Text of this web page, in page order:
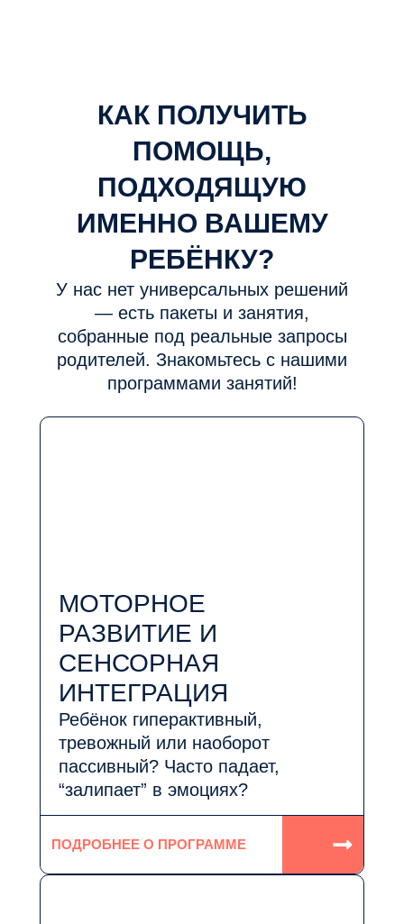
КАК ПОЛУЧИТЬ
ПОМОЩЬ,
ПОДХОДЯЩУЮ
ИМЕННО ВАШЕМУ
РЕБЁНКУ?
У нас нет универсальных решений
— есть пакеты и занятия,
собранные под реальные запросы
родителей. Знакомьтесь с нашими
программами занятий!
МОТОРНОЕ
РАЗВИТИЕ И
СЕНСОРНАЯ
ИНТЕГРАЦИЯ
Ребёнок гиперактивный,
тревожный или наоборот
пассивный? Часто падает,
“залипает” в эмоциях?
ПОДРОБНЕЕ О ПРОГРАММЕ